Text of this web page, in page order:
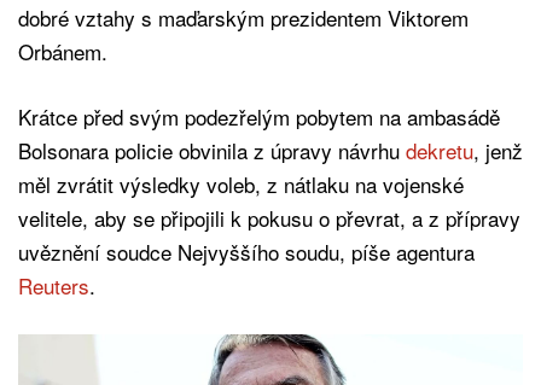
dobré vztahy s maďarským prezidentem Viktorem
Orbánem.
Krátce před svým podezřelým pobytem na ambasádě
Bolsonara policie obvinila z úpravy návrhu dekretu, jenž
měl zvrátit výsledky voleb, z nátlaku na vojenské
velitele, aby se připojili k pokusu o převrat, a z přípravy
uvěznění soudce Nejvyššího soudu, píše agentura
Reuters.